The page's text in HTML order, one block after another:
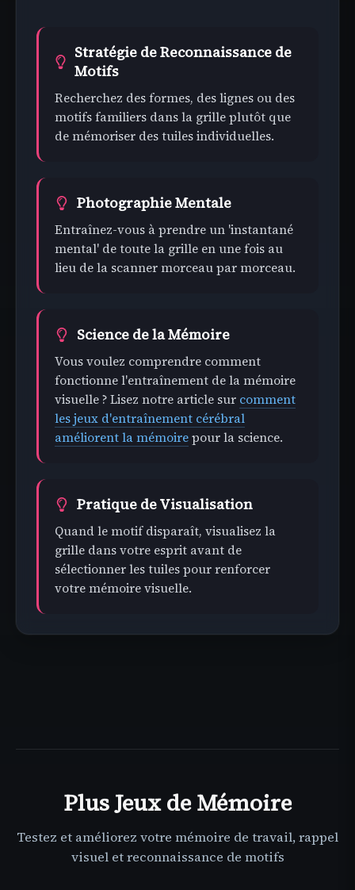
Stratégie de Reconnaissance de
Motifs
Recherchez des formes, des lignes ou des
motifs familiers dans la grille plutôt que
de mémoriser des tuiles individuelles.
Photographie Mentale
Entraînez-vous à prendre un 'instantané
mental' de toute la grille en une fois au
lieu de la scanner morceau par morceau.
Science de la Mémoire
Vous voulez comprendre comment
fonctionne l'entraînement de la mémoire
visuelle ? Lisez notre article sur comment
les jeux d'entraînement cérébral
améliorent la mémoirepour la science.
Pratique de Visualisation
Quand le motif disparaît, visualisez la
grille dans votre esprit avant de
sélectionner les tuiles pour renforcer
votre mémoire visuelle.
PlusJeux de Mémoire
Testez et améliorez votre mémoire de travail, rappel
visuel et reconnaissance de motifs